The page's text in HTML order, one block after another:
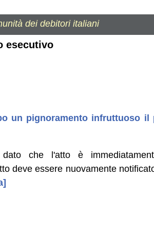
dei debitori italiani
esecutivo
un pignoramento infruttuoso il
che l'atto è
deve essere nuovamente